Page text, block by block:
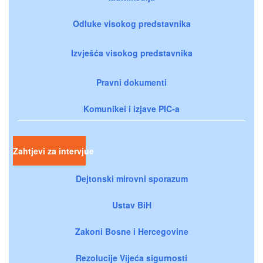
Odluke visokog predstavnika
Izvješća visokog predstavnika
Pravni dokumenti
Komunikei i izjave PIC-a
Zahtjevi za intervjue
Dejtonski mirovni sporazum
Ustav BiH
Zakoni Bosne i Hercegovine
Rezolucije Vijeća sigurnosti